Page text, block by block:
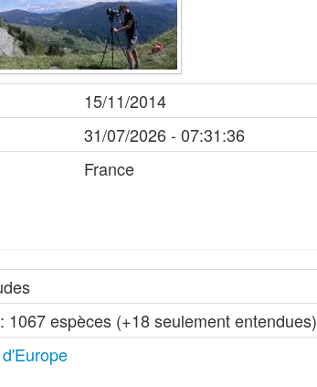
15/11/2014
31/07/2026 - 07:31:36
France
1067 espèces (+18 seulement entendues)